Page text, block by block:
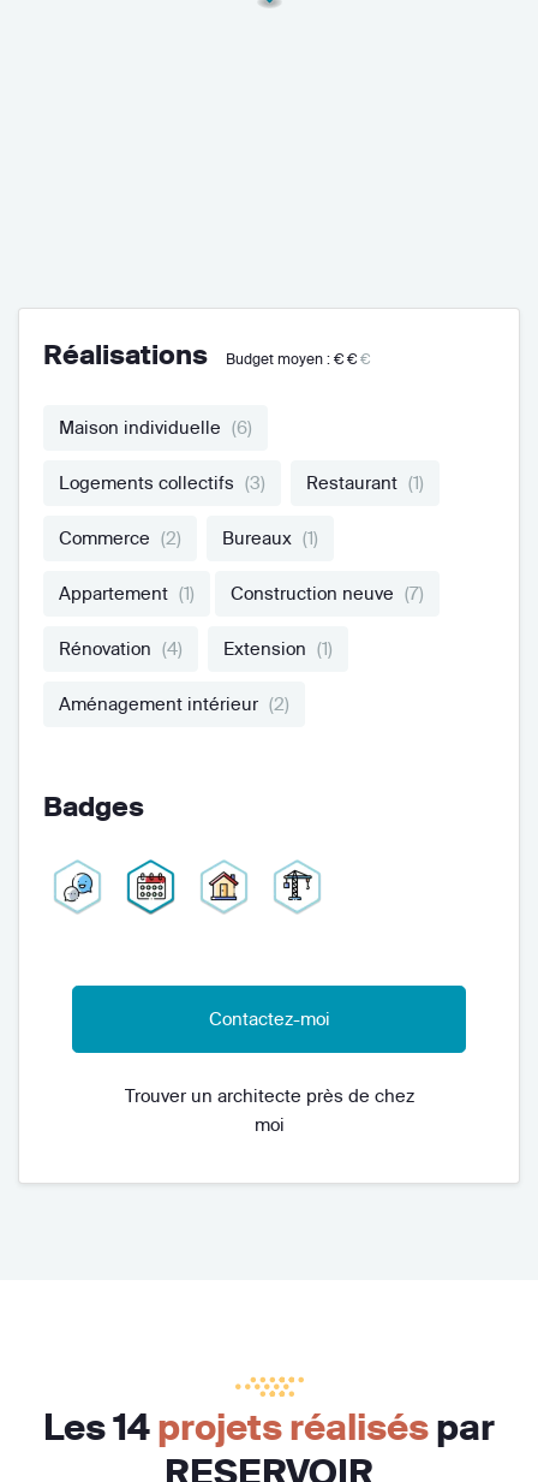
Réalisations Budget moyen : €€€
Maison individuelle (6)
Logements collectifs (3) Restaurant (1)
Commerce (2) Bureaux (1)
Appartement (1) Construction neuve (7)
Rénovation (4) Extension (1)
Aménagement intérieur (2)
Badges
Contactez-moi
Trouver un architecte près de chez
moi
Les 14projets réaliséspar
RESERVOIR